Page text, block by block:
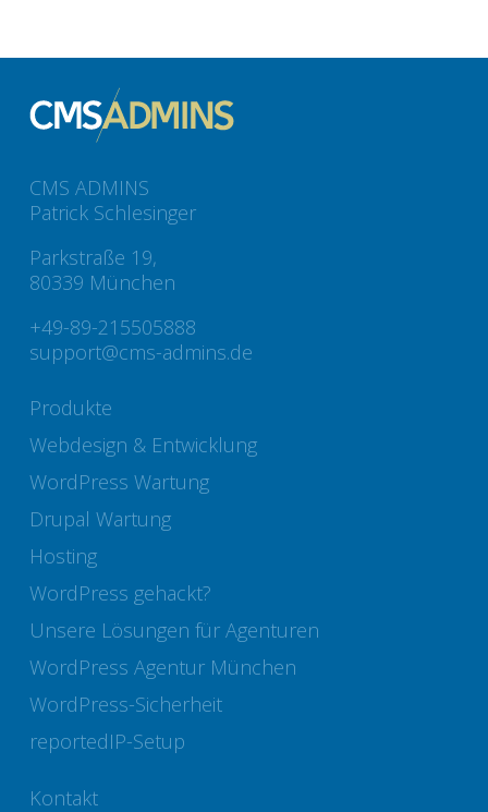
CMS ADMINS
Patrick Schlesinger
Parkstraße 19,
80339 München
+49-89-215505888
support@cms-admins.de
Produkte
Webdesign & Entwicklung
WordPress Wartung
Drupal Wartung
Hosting
WordPress gehackt?
Unsere Lösungen für Agenturen
WordPress Agentur München
WordPress-Sicherheit
reportedIP-Setup
Kontakt